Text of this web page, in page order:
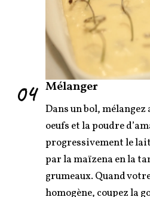
04 Mélanger
Dans un bol, mélangez
oeufs et la poudre
progressivement le
par la maïzena en la
grumeaux. Quand
homogène, coupez la